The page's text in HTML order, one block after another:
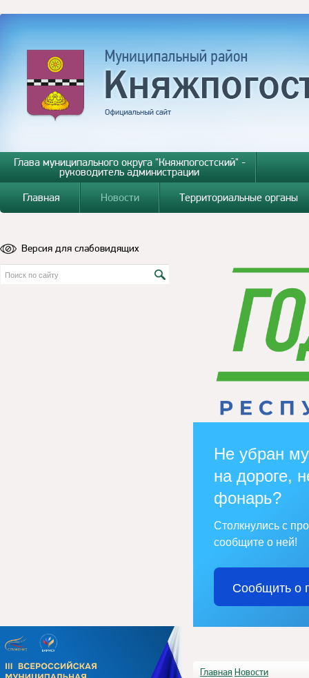
Глава муниципального округа "Княжпогостский" -
руководитель администрации
Главная
Новости Территориальные органы
Версия для слабовидящих
Не убран
на дороге,
фонарь?
Столкнулись с
сообщите о ней!
Сообщить о
Главная Новости